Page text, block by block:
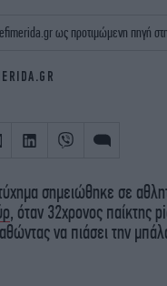
THE
ως προτιμώμενη πηγή
σημειώθηκε σε
, όταν 32χρονος παίκτης
να πιάσει την